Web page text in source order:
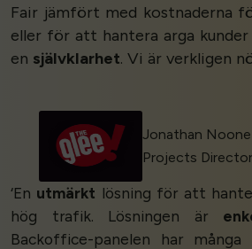
Fair jämfört med kostnaderna
eller för att hantera arga
en självklarhet. Vi är verkligen
Jonathan Noone
Projects Director
‘En utmärkt lösning för att
hög trafik. Lösningen är
Backoffice-panelen har